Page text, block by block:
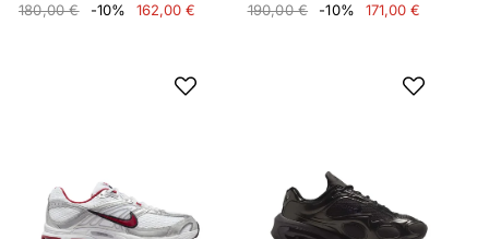
180,00 €
-10% 162,00 €
190,00 €
-10% 171,00 €